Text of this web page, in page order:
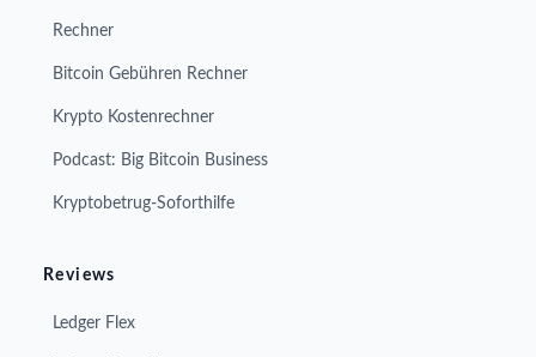
Rechner
Bitcoin Gebühren Rechner
Krypto Kostenrechner
Podcast: Big Bitcoin Business
Kryptobetrug-Soforthilfe
Reviews
Ledger Flex